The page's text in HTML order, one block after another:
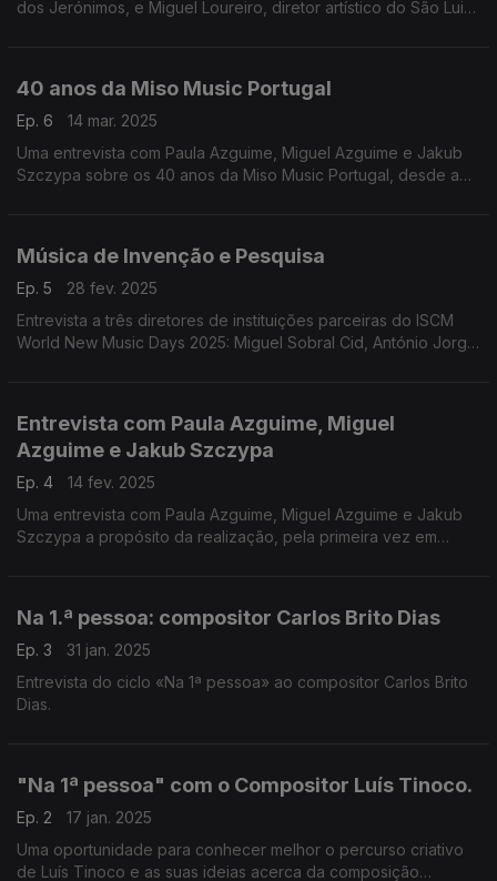
dos Jerónimos, e Miguel Loureiro, diretor artístico do São Luiz
40 anos da Miso Music Portugal
Ep. 6
14 mar. 2025
Uma entrevista com Paula Azguime, Miguel Azguime e Jakub
Szczypa sobre os 40 anos da Miso Music Portugal, desde a
Música de Invenção e Pesquisa
Ep. 5
28 fev. 2025
Entrevista a três diretores de instituições parceiras do ISCM
World New Music Days 2025: Miguel Sobral Cid, António Jorge
Entrevista com Paula Azguime, Miguel
Azguime e Jakub Szczypa
Ep. 4
14 fev. 2025
Uma entrevista com Paula Azguime, Miguel Azguime e Jakub
Szczypa a propósito da realização, pela primeira vez em
Na 1.ª pessoa: compositor Carlos Brito Dias
Ep. 3
31 jan. 2025
Entrevista do ciclo «Na 1ª pessoa» ao compositor Carlos Brito
Dias.
"Na 1ª pessoa" com o Compositor Luís Tinoco.
Ep. 2
17 jan. 2025
Uma oportunidade para conhecer melhor o percurso criativo
de Luís Tinoco e as suas ideias acerca da composição